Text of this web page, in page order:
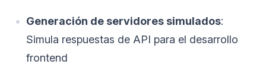
Generación de servidores simulados:
Simula respuestas de API para el desarrollo
frontend